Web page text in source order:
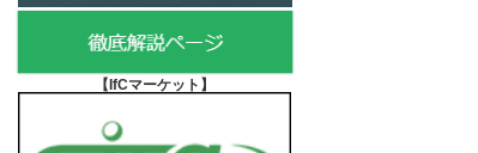
【IfCマーケット 】